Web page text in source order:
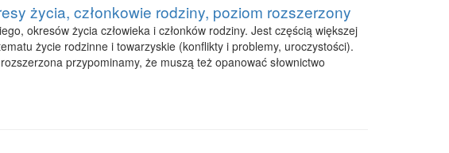
życia, członkowie rodziny, poziom rozszerzony
okresów życia człowieka i członków rodziny. Jest częścią większej
życie rodzinne i towarzyskie (konflikty i problemy, uroczystości).
przypominamy, że muszą też opanować słownictwo